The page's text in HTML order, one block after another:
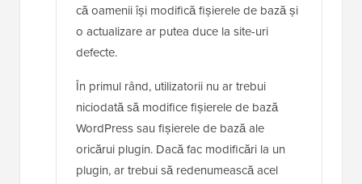
că oamenii își modifică fișierele de bază și
o actualizare ar putea duce la site-uri
defecte.
În primul rând, utilizatorii nu ar trebui
niciodată să modifice fișierele de bază
WordPress sau fișierele de bază ale
oricărui plugin. Dacă fac modificări la un
plugin, ar trebui să redenumească acel